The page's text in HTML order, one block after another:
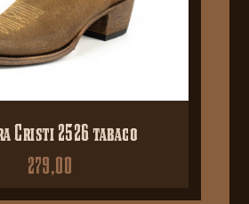
Cristi 2526 tabaco
279,00